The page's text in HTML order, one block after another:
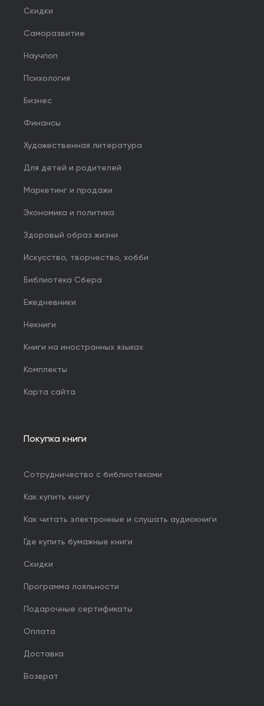
Скидки
Саморазвитие
Научпоп
Психология
Бизнес
Финансы
Художественная литература
Для детей и родителей
Маркетинг и продажи
Экономика и политика
Здоровый образ жизни
Искусство, творчество, хобби
Библиотека Сбера
Ежедневники
Некниги
Книги на иностранных языках
Комплекты
Карта сайта
Покупка книги
Сотрудничество с библиотеками
Как купить книгу
Как читать электронные и слушать аудиокниги
Где купить бумажные книги
Скидки
Программа лояльности
Подарочные сертификаты
Оплата
Доставка
Возврат